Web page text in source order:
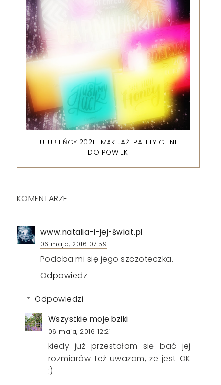
ULUBIEŃCY 2021- MAKIJAŻ: PALETY CIENI
DO POWIEK
KOMENTARZE
www.natalia-i-jej-świat.pl
06 maja, 2016 07:59
Podoba mi się jego szczoteczka.
Odpowiedz
Odpowiedzi
Wszystkie moje bziki
06 maja, 2016 12:21
kiedy już przestałam się bać jej
rozmiarów też uważam, że jest OK
:)